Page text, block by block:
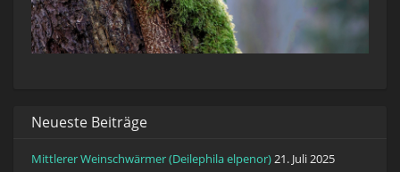
Neueste Beiträge
Mittlerer Weinschwärmer (Deilephila elpenor)21. Juli 2025